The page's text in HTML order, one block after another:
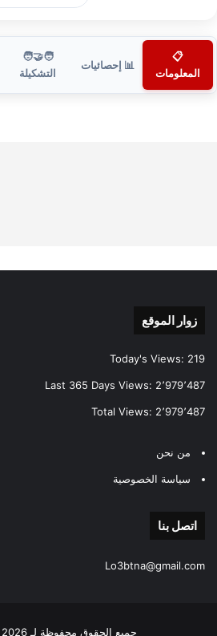
📋
المعلومات
📊 إحصائيات
🧑‍🤝‍🧑
التشكيلة
زوار الموقع
Today's Views: 219
Last 365 Days Views: 2٬979٬487
Total Views: 2٬979٬487
من نحن
سياسة الخصوصية
اتصل بنا
Lo3btna@gmail.com
جميع الحقوق محفوظة لـ Lo3BTNA 2026 ©